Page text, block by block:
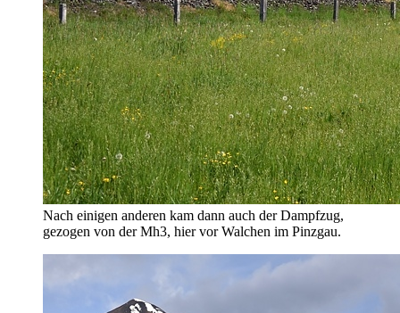
Nach einigen anderen kam dann auch der Dampfzug,
gezogen von der Mh3, hier vor Walchen im Pinzgau.